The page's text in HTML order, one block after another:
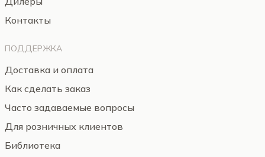
Контакты
ПОДДЕРЖКА
Доставка и оплата
Как сделать заказ
Часто задаваемые вопросы
Для розничных клиентов
Библиотека